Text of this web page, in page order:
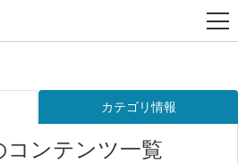
カテゴリ情報
ンテンツ一覧